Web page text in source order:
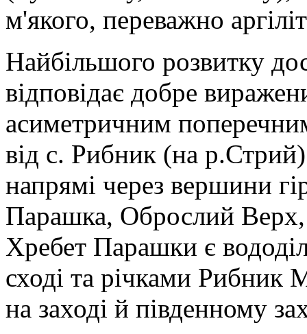
м'якого, переважно
Найбільшого розвитку
відповідає добре
асиметричним
від с. Рибник (на р.Стрий)
напрямі через вершини
Парашка, Оброслий Верх,
Хребет Парашки є
сході та річками Рибник
на заході й південному